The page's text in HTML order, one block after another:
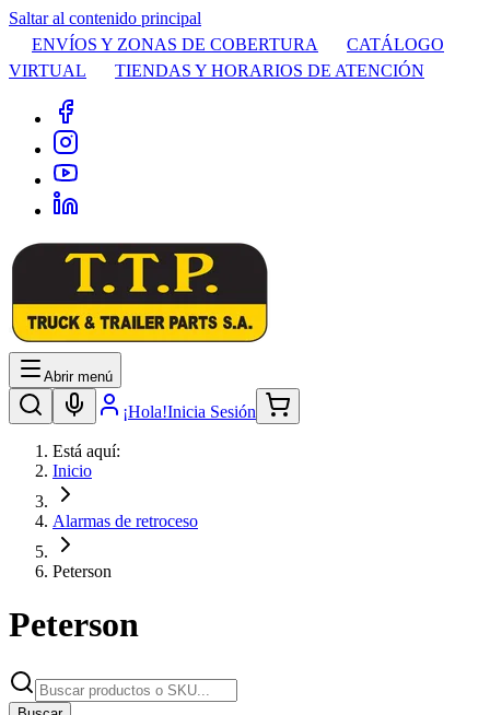
Saltar al contenido principal
ENVÍOS Y ZONAS DE COBERTURA
CATÁLOGO
VIRTUAL
TIENDAS Y HORARIOS DE ATENCIÓN
Abrir menú
¡Hola!Inicia Sesión
Está aquí:
Inicio
Alarmas de retroceso
Peterson
Peterson